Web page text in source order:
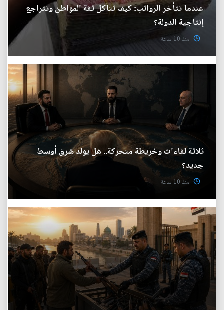
عندما تتأخر الرواتب: كيف تتآكل ثقة المواطن وتتراجع
إنتاجية الدولة؟
منذ 10 ساعة
ثلاثة لقاءات وخريطة متحركة.. هل يولد شرق أوسط
جديد؟
منذ 10 ساعة